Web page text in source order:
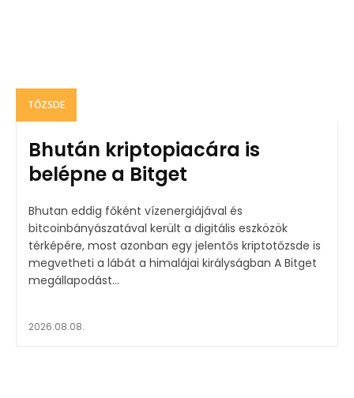
TŐZSDE
Bhután kriptopiacára is
belépne a Bitget
Bhutan eddig főként vízenergiájával és
bitcoinbányászatával került a digitális eszközök
térképére, most azonban egy jelentős kriptotőzsde is
megvetheti a lábát a himalájai királyságban A Bitget
megállapodást...
2026.08.08.